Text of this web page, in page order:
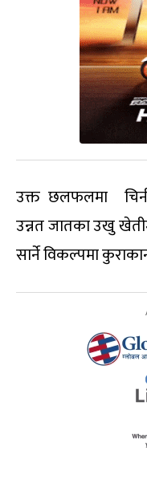
उक्त छलफलमा
उन्नत जातका उखु
सार्ने विकल्पमा